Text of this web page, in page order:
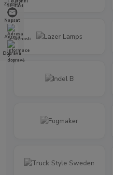
Zavolat
Napsat
Adresa
Doprava